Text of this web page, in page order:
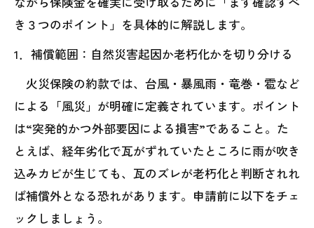
き３つのポイント」を具体的に解説します。
1．補償範囲：自然災害起因か老朽化かを切り分ける
火災保険の約款では、台風・暴風雨・竜巻・雹など
による「風災」が明確に定義されています。ポイント
は“突発的かつ外部要因による損害”であること。た
とえば、経年劣化で瓦がずれていたところに雨が吹き
込みカビが生じても、瓦のズレが老朽化と判断されれ
ば補償外となる恐れがあります。申請前に以下をチェ
ックしましょう。